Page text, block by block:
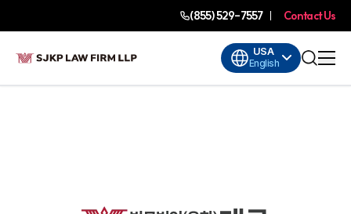
(855) 529-7557 Contact Us
USA
English